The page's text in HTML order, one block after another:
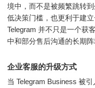
境中，而不是被频繁跳转
低决策门槛，也更利于建
Telegram 并不只是一个获
中和部分售后沟通的长期阵
企业客服的升级方式
当 Telegram Business 被